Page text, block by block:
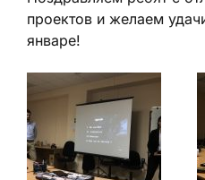
проектов и желаем
январе!